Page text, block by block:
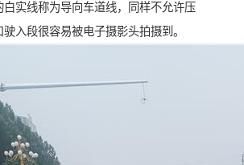
白实线称为导向车道线，同样不允许压
入段很容易被电子摄影头拍摄到。